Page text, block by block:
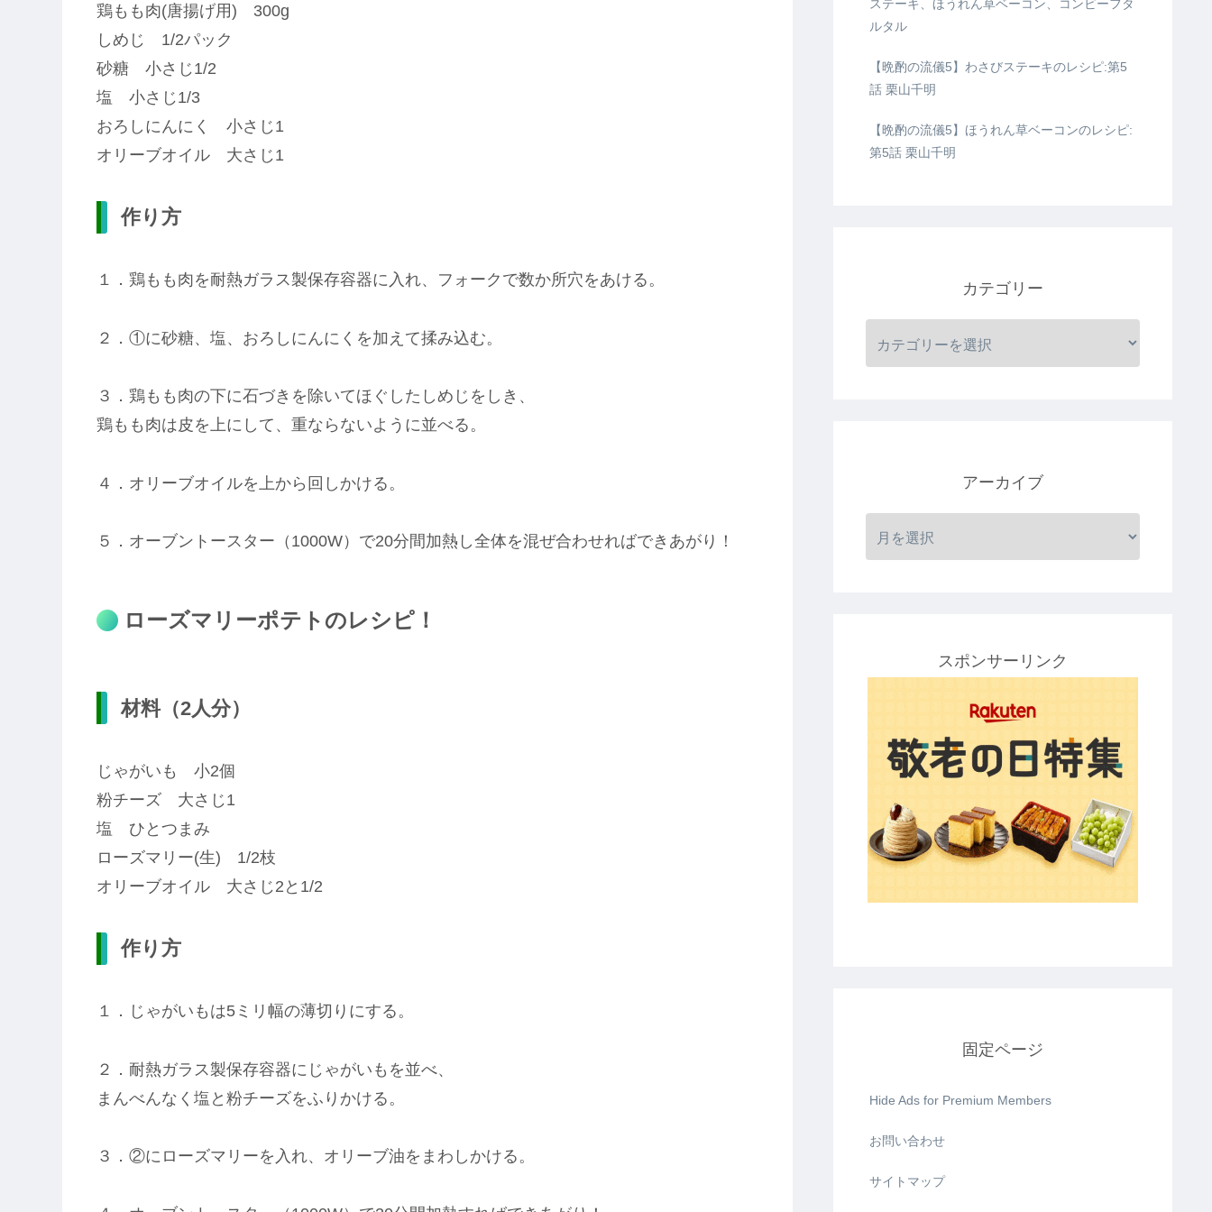
鶏もも肉(唐揚げ用) 300g
しめじ 1/2パック
砂糖 小さじ1/2
塩 小さじ1/3
おろしにんにく 小さじ1
オリーブオイル 大さじ1
作り方
１．鶏もも肉を耐熱ガラス製保存容器に入れ、フォークで数か所穴をあける。
２．①に砂糖、塩、おろしにんにくを加えて揉み込む。
３．鶏もも肉の下に石づきを除いてほぐしたしめじをしき、
鶏もも肉は皮を上にして、重ならないように並べる。
４．オリーブオイルを上から回しかける。
５．オーブントースター（1000W）で20分間加熱し全体を混ぜ合わせればできあがり！
ローズマリーポテトのレシピ！
材料（2人分）
じゃがいも 小2個
粉チーズ 大さじ1
塩 ひとつまみ
ローズマリー(生) 1/2枝
オリーブオイル 大さじ2と1/2
作り方
１．じゃがいもは5ミリ幅の薄切りにする。
２．耐熱ガラス製保存容器にじゃがいもを並べ、
まんべんなく塩と粉チーズをふりかける。
３．②にローズマリーを入れ、オリーブ油をまわしかける。
ステーキ、ほうれん草ベーコン、コンビーフタ
ルタル
【晩酌の流儀5】わさびステーキのレシピ:第5
話 栗山千明
【晩酌の流儀5】ほうれん草ベーコンのレシピ:
第5話 栗山千明
カテゴリー
アーカイブ
スポンサーリンク
固定ページ
Hide Ads for Premium Members
お問い合わせ
サイトマップ